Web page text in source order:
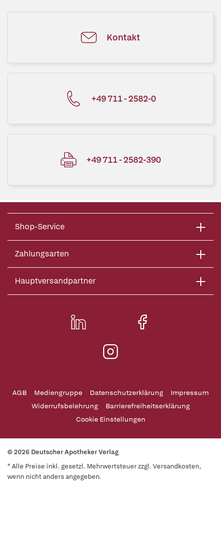
Kontakt
+49 711 - 2582-0
+49 711 - 2582-390
Shop-Service
Zahlungsarten
Hauptversandpartner
AGB Mediengruppe Datenschutzerklärung
Impressum
Widerrufsbelehrung
Barrierefreiheitserklärung
Cookie Einstellungen
© 2026 Deutscher Apotheker Verlag
* Alle Preise inkl. gesetzl. Mehrwertsteuer zzgl. Versandkosten,
wenn nicht anders angegeben.